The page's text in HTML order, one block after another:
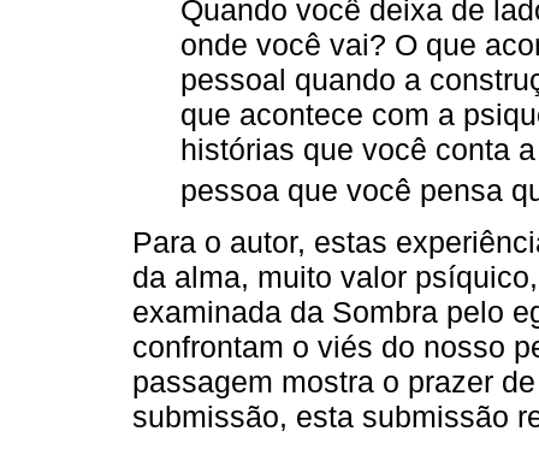
Quando você deixa de
onde você vai? O que
pessoal quando a
que acontece com a
histórias que você conta
pessoa que você pensa
Para o autor, estas
da alma, muito valor
examinada da Sombra pelo
confrontam o viés do nosso
passagem mostra o prazer
submissão, esta submissão